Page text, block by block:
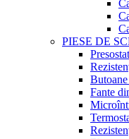
PIESE DE
Fante